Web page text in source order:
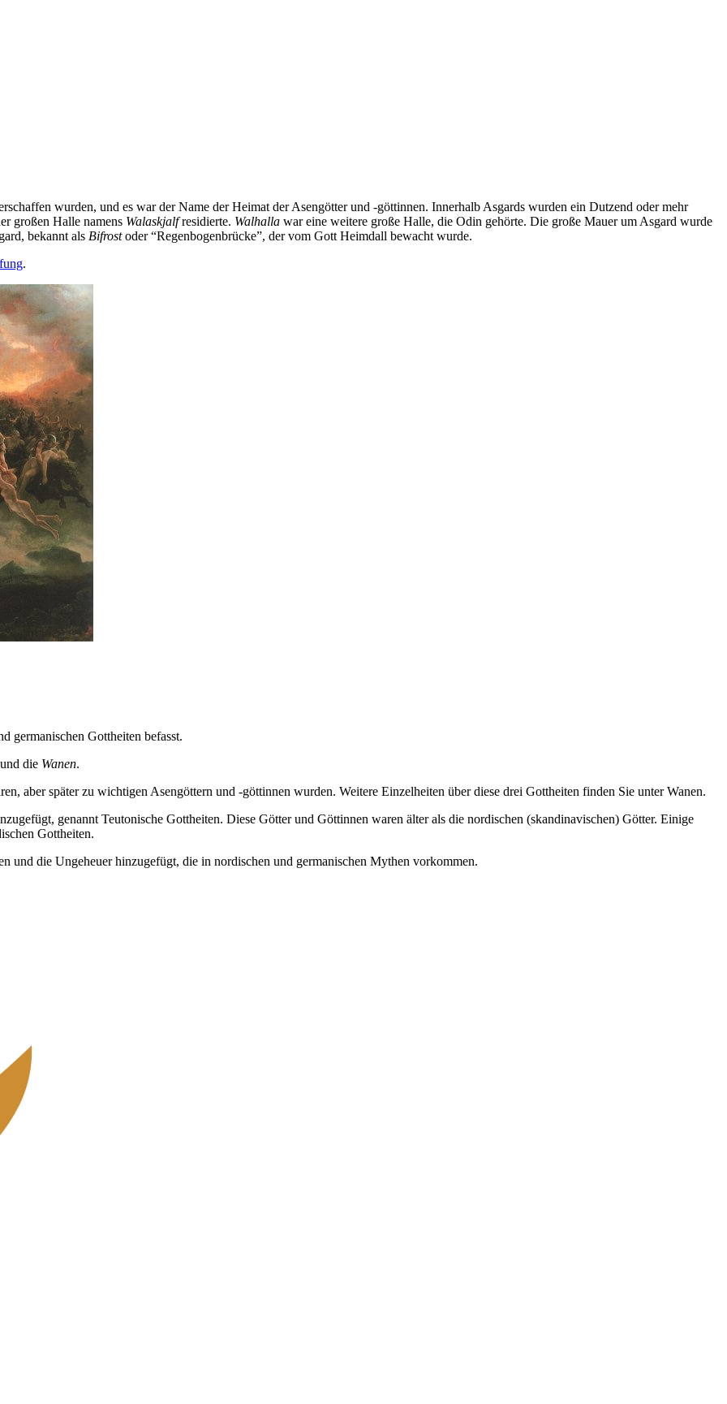
wurden, und es war der Name der Heimat der Asengötter und -göttinnen. Innerhalb Asgards wurden ein Dutzend oder mehr
großen Halle namens Walaskjalfresidierte. Walhalla war eine weitere große Halle, die Odin gehörte. Die große Mauer um Asgard wurde
bekannt als Bifrostoder “Regenbogenbrücke”, der vom Gott Heimdall bewacht wurde.
.
germanischen Gottheiten befasst.
die Wanen.
aber später zu wichtigen Asengöttern und -göttinnen wurden. Weitere Einzelheiten über diese drei Gottheiten finden Sie unter Wanen.
genannt Teutonische Gottheiten. Diese Götter und Göttinnen waren älter als die nordischen (skandinavischen) Götter. Einige
Gottheiten.
und die Ungeheuer hinzugefügt, die in nordischen und germanischen Mythen vorkommen.